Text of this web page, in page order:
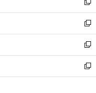
で
開
く
ド
ウ
で
開
く
ィ
ン
ド
ウ
で
開
く
い
ウ
ィ
ン
ド
ウ
で
開
新
し
い
ウ
ィ
ン
ド
ウ
新
し
い
ウ
ィ
ン
新
し
い
ウ
新
し